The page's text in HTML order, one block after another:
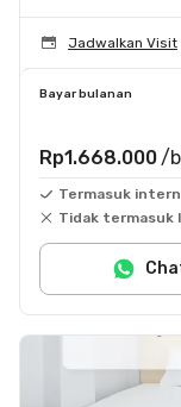
Jadwalkan Visit
Bayar bulanan
Rp1.668.000 /
Termasuk
Tidak termasuk